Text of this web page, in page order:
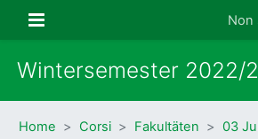
Pannello laterale Non
Wintersemester 2022/
Home Corsi Fakultäten
03